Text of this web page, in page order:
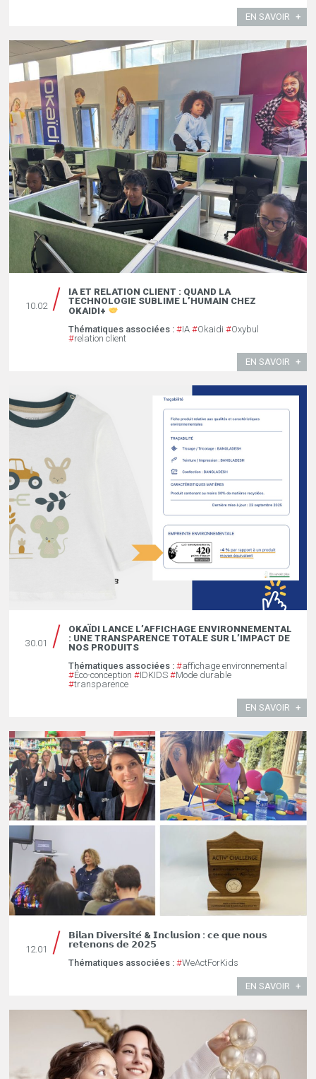
EN SAVOIR
10.02
IA ET RELATION CLIENT : QUAND LA
TECHNOLOGIE SUBLIME L’HUMAIN CHEZ
OKAIDI+
Thématiques associées : #IA #Okaidi #Oxybul
#relation client
EN SAVOIR
30.01
OKAÏDI LANCE L’AFFICHAGE ENVIRONNEMENTAL
: UNE TRANSPARENCE TOTALE SUR L’IMPACT DE
NOS PRODUITS
Thématiques associées : #affichage environnemental
#Éco-conception #IDKIDS #Mode durable
#transparence
EN SAVOIR
12.01
𝗕𝗶𝗹𝗮𝗻 𝗗𝗶𝘃𝗲𝗿𝘀𝗶𝘁𝗲́ & 𝗜𝗻𝗰𝗹𝘂𝘀𝗶𝗼𝗻 : 𝗰𝗲 𝗾𝘂𝗲 𝗻𝗼𝘂𝘀
𝗿𝗲𝘁𝗲𝗻𝗼𝗻𝘀 𝗱𝗲 𝟮𝟬𝟮𝟱
Thématiques associées : #WeActForKids
EN SAVOIR